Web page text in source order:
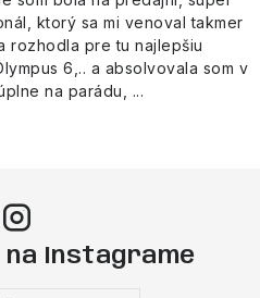
ktorý sa mi venoval takmer
rozhodla pre tu najlepšiu
6,.. a absolvovala som v
na parádu, ...
Instagrame